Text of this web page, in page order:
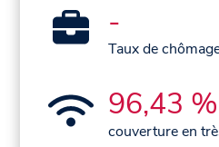
-
Taux de
96,43 %
couverture en